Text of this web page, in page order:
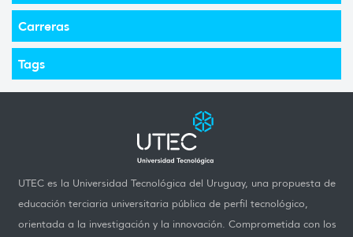
Carreras
Tags
UTEC es la Universidad Tecnológica del Uruguay, una propuesta de
educación terciaria universitaria pública de perfil tecnológico,
orientada a la investigación y la innovación. Comprometida con los